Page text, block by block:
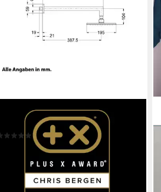
CHRIS BERGEN
Kopfbrause Coco, mit Brausearm
(1)